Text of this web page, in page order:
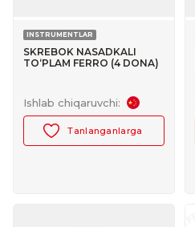
INSTRUMENTLAR
SKREBOK NASADKALI
TO‘PLAM FERRO (4 DONA)
Ishlab chiqaruvchi:
Tanlanganlarga